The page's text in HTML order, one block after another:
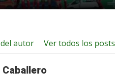
Ver todos los posts
autor
Caballero